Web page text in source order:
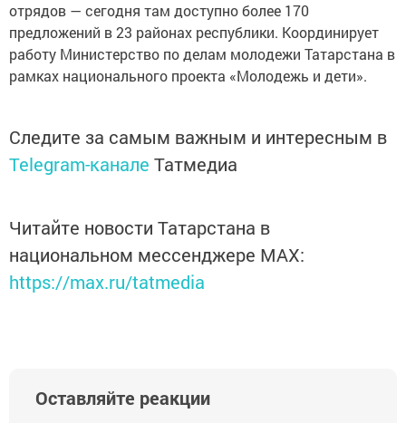
отрядов — сегодня там доступно более 170
предложений в 23 районах республики. Координирует
работу Министерство по делам молодежи Татарстана в
рамках национального проекта «Молодежь и дети».
Следите за самым важным и интересным в
Telegram-канале Татмедиа
Читайте новости Татарстана в
национальном мессенджере MАХ:
https://max.ru/tatmedia
Оставляйте реакции